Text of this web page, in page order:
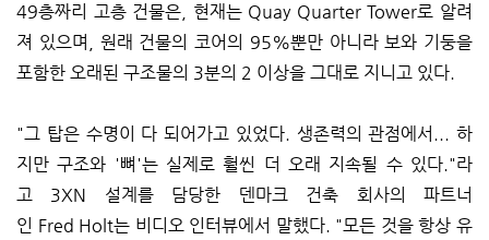
49층짜리 고층 건물은, 현재는 Quay Quarter Tower로 알려
져 있으며, 원래 건물의 코어의 95%뿐만 아니라 보와 기둥을
포함한 오래된 구조물의 3분의 2 이상을 그대로 지니고 있다.
"그 탑은 수명이 다 되어가고 있었다. 생존력의 관점에서... 하
지만 구조와 '뼈'는 실제로 훨씬 더 오래 지속될 수 있다."라
고 3XN 설계를 담당한 덴마크 건축 회사의 파트너
인 Fred Holt는 비디오 인터뷰에서 말했다. "모든 것을 항상 유